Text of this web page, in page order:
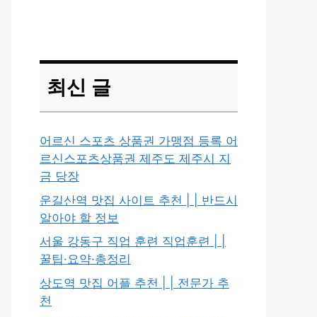
최신 글
어르신 스포츠 상품권 가맹점 등록 어
르신스포츠상품권 제주도 제주시 지
금 당장
운길산역 맛집 사이트 추천 | | 반드시
알아야 할 정보
서울 강동구 직업 훈련 직업훈련 | |
꿀팁·요약·총정리
상도역 맛집 어플 추천 | | 전문가 추
천